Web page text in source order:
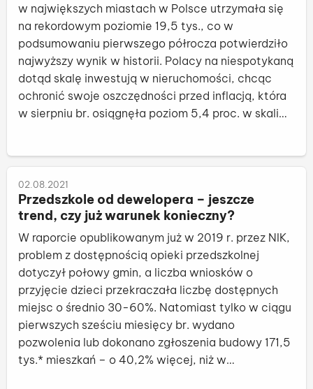
w największych miastach w Polsce utrzymała się
na rekordowym poziomie 19,5 tys., co w
podsumowaniu pierwszego półrocza potwierdziło
najwyższy wynik w historii. Polacy na niespotykaną
dotąd skalę inwestują w nieruchomości, chcąc
ochronić swoje oszczędności przed inflacją, która
w sierpniu br. osiągnęła poziom 5,4 proc. w skali
02.08.2021
Przedszkole od dewelopera – jeszcze
trend, czy już warunek konieczny?
W raporcie opublikowanym już w 2019 r. przez NIK,
problem z dostępnością opieki przedszkolnej
dotyczył połowy gmin, a liczba wniosków o
przyjęcie dzieci przekraczała liczbę dostępnych
miejsc o średnio 30-60%. Natomiast tylko w ciągu
pierwszych sześciu miesięcy br. wydano
pozwolenia lub dokonano zgłoszenia budowy 171,5
tys.* mieszkań – o 40,2% więcej, niż w